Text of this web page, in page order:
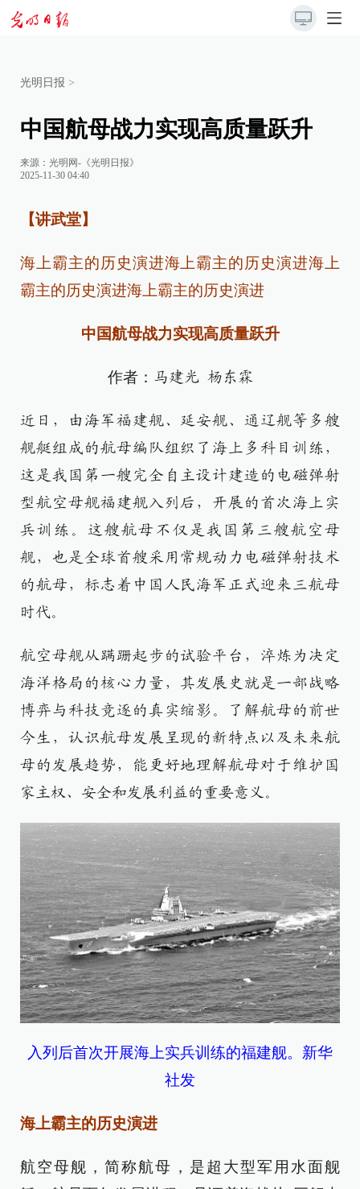
光明日报 >
中国航母战力实现高质量跃升
来源： 光明网-《光明日报》
2025-11-30 04:40
【讲武堂】
海上霸主的历史演进海上霸主的历史演进海上
霸主的历史演进海上霸主的历史演进
中国航母战力实现高质量跃升
作者： 马建光 杨东霖
近日，由海军福建舰、延安舰、通辽舰等多艘
舰艇组成的航母编队组织了海上多科目训练，
这是我国第一艘完全自主设计建造的电磁弹射
型航空母舰福建舰入列后，开展的首次海上实
兵训练。这艘航母不仅是我国第三艘航空母
舰，也是全球首艘采用常规动力电磁弹射技术
的航母，标志着中国人民海军正式迎来三航母
时代。
航空母舰从蹒跚起步的试验平台，淬炼为决定
海洋格局的核心力量，其发展史就是一部战略
博弈与科技竞逐的真实缩影。了解航母的前世
今生，认识航母发展呈现的新特点以及未来航
母的发展趋势，能更好地理解航母对于维护国
家主权、安全和发展利益的重要意义。
入列后首次开展海上实兵训练的福建舰。新华
社发
海上霸主的历史演进
航空母舰，简称航母，是超大型军用水面舰